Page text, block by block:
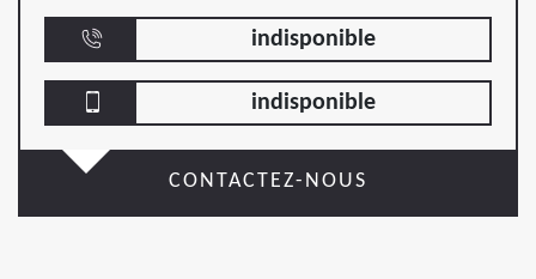
indisponible
indisponible
CONTACTEZ-NOUS